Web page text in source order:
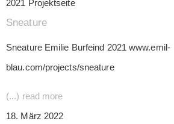
2021 Projektseite
Sneature
Sneature Emilie Burfeind 2021 www.emil-
blau.com/projects/sneature
(...) read more
18. März 2022